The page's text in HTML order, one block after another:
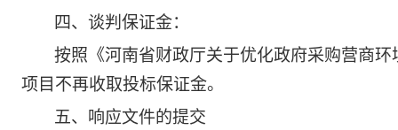
四、谈判保证金：
按照《河南省财政厅关于优化政府采购营商
项目不再收取投标保证金。
五、响应文件的提交